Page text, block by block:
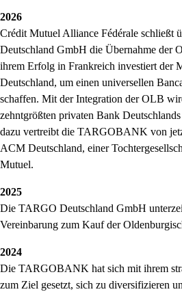
2026
Crédit Mutuel Alliance Fédérale schließt
Deutschland GmbH die Übernahme der
ihrem Erfolg in Frankreich investiert der
Deutschland, um einen universellen
schaffen. Mit der Integration der OLB
zehntgrößten privaten Bank
dazu vertreibt die TARGOBANK von
ACM Deutschland, einer
Mutuel.
2025
Die TARGO Deutschland GmbH
Vereinbarung zum Kauf der
2024
Die TARGOBANK hat sich mit ihrem
zum Ziel gesetzt, sich zu diversifizieren